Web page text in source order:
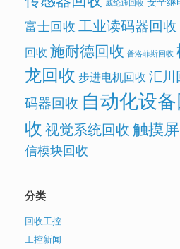
威纶通回收
富士回收工业读码器回收
回收 施耐德回收 普洛菲斯回收
龙回收 步进电机回收 汇川
码器回收 自动化设
收视觉系统回收触摸
信模块回收
分类
回收工控
工控新闻